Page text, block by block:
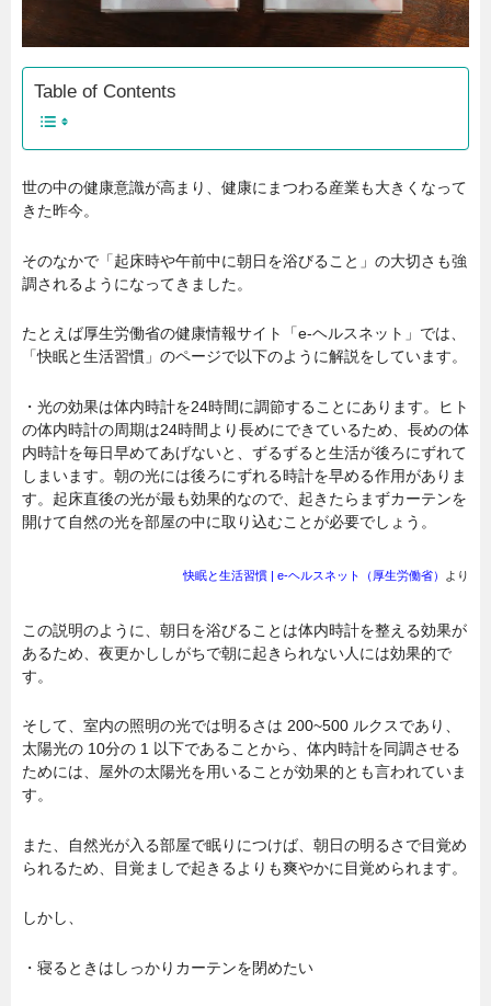
Table of Contents
世の中の健康意識が高まり、健康にまつわる産業も大きくなって
きた昨今。
そのなかで「起床時や午前中に朝日を浴びること」の大切さも強
調されるようになってきました。
たとえば厚生労働省の健康情報サイト「e-ヘルスネット」では、
「快眠と生活習慣」のページで以下のように解説をしています。
・光の効果は体内時計を24時間に調節することにあります。ヒト
の体内時計の周期は24時間より長めにできているため、長めの体
内時計を毎日早めてあげないと、ずるずると生活が後ろにずれて
しまいます。朝の光には後ろにずれる時計を早める作用がありま
す。起床直後の光が最も効果的なので、起きたらまずカーテンを
開けて自然の光を部屋の中に取り込むことが必要でしょう。
快眠と生活習慣 | e-ヘルスネット（厚生労働省） より
この説明のように、朝日を浴びることは体内時計を整える効果が
あるため、夜更かししがちで朝に起きられない人には効果的で
す。
そして、室内の照明の光では明るさは 200~500 ルクスであり、
太陽光の 10分の 1 以下であることから、体内時計を同調させる
ためには、屋外の太陽光を用いることが効果的とも言われていま
す。
また、自然光が入る部屋で眠りにつけば、朝日の明るさで目覚め
られるため、目覚ましで起きるよりも爽やかに目覚められます。
しかし、
・寝るときはしっかりカーテンを閉めたい